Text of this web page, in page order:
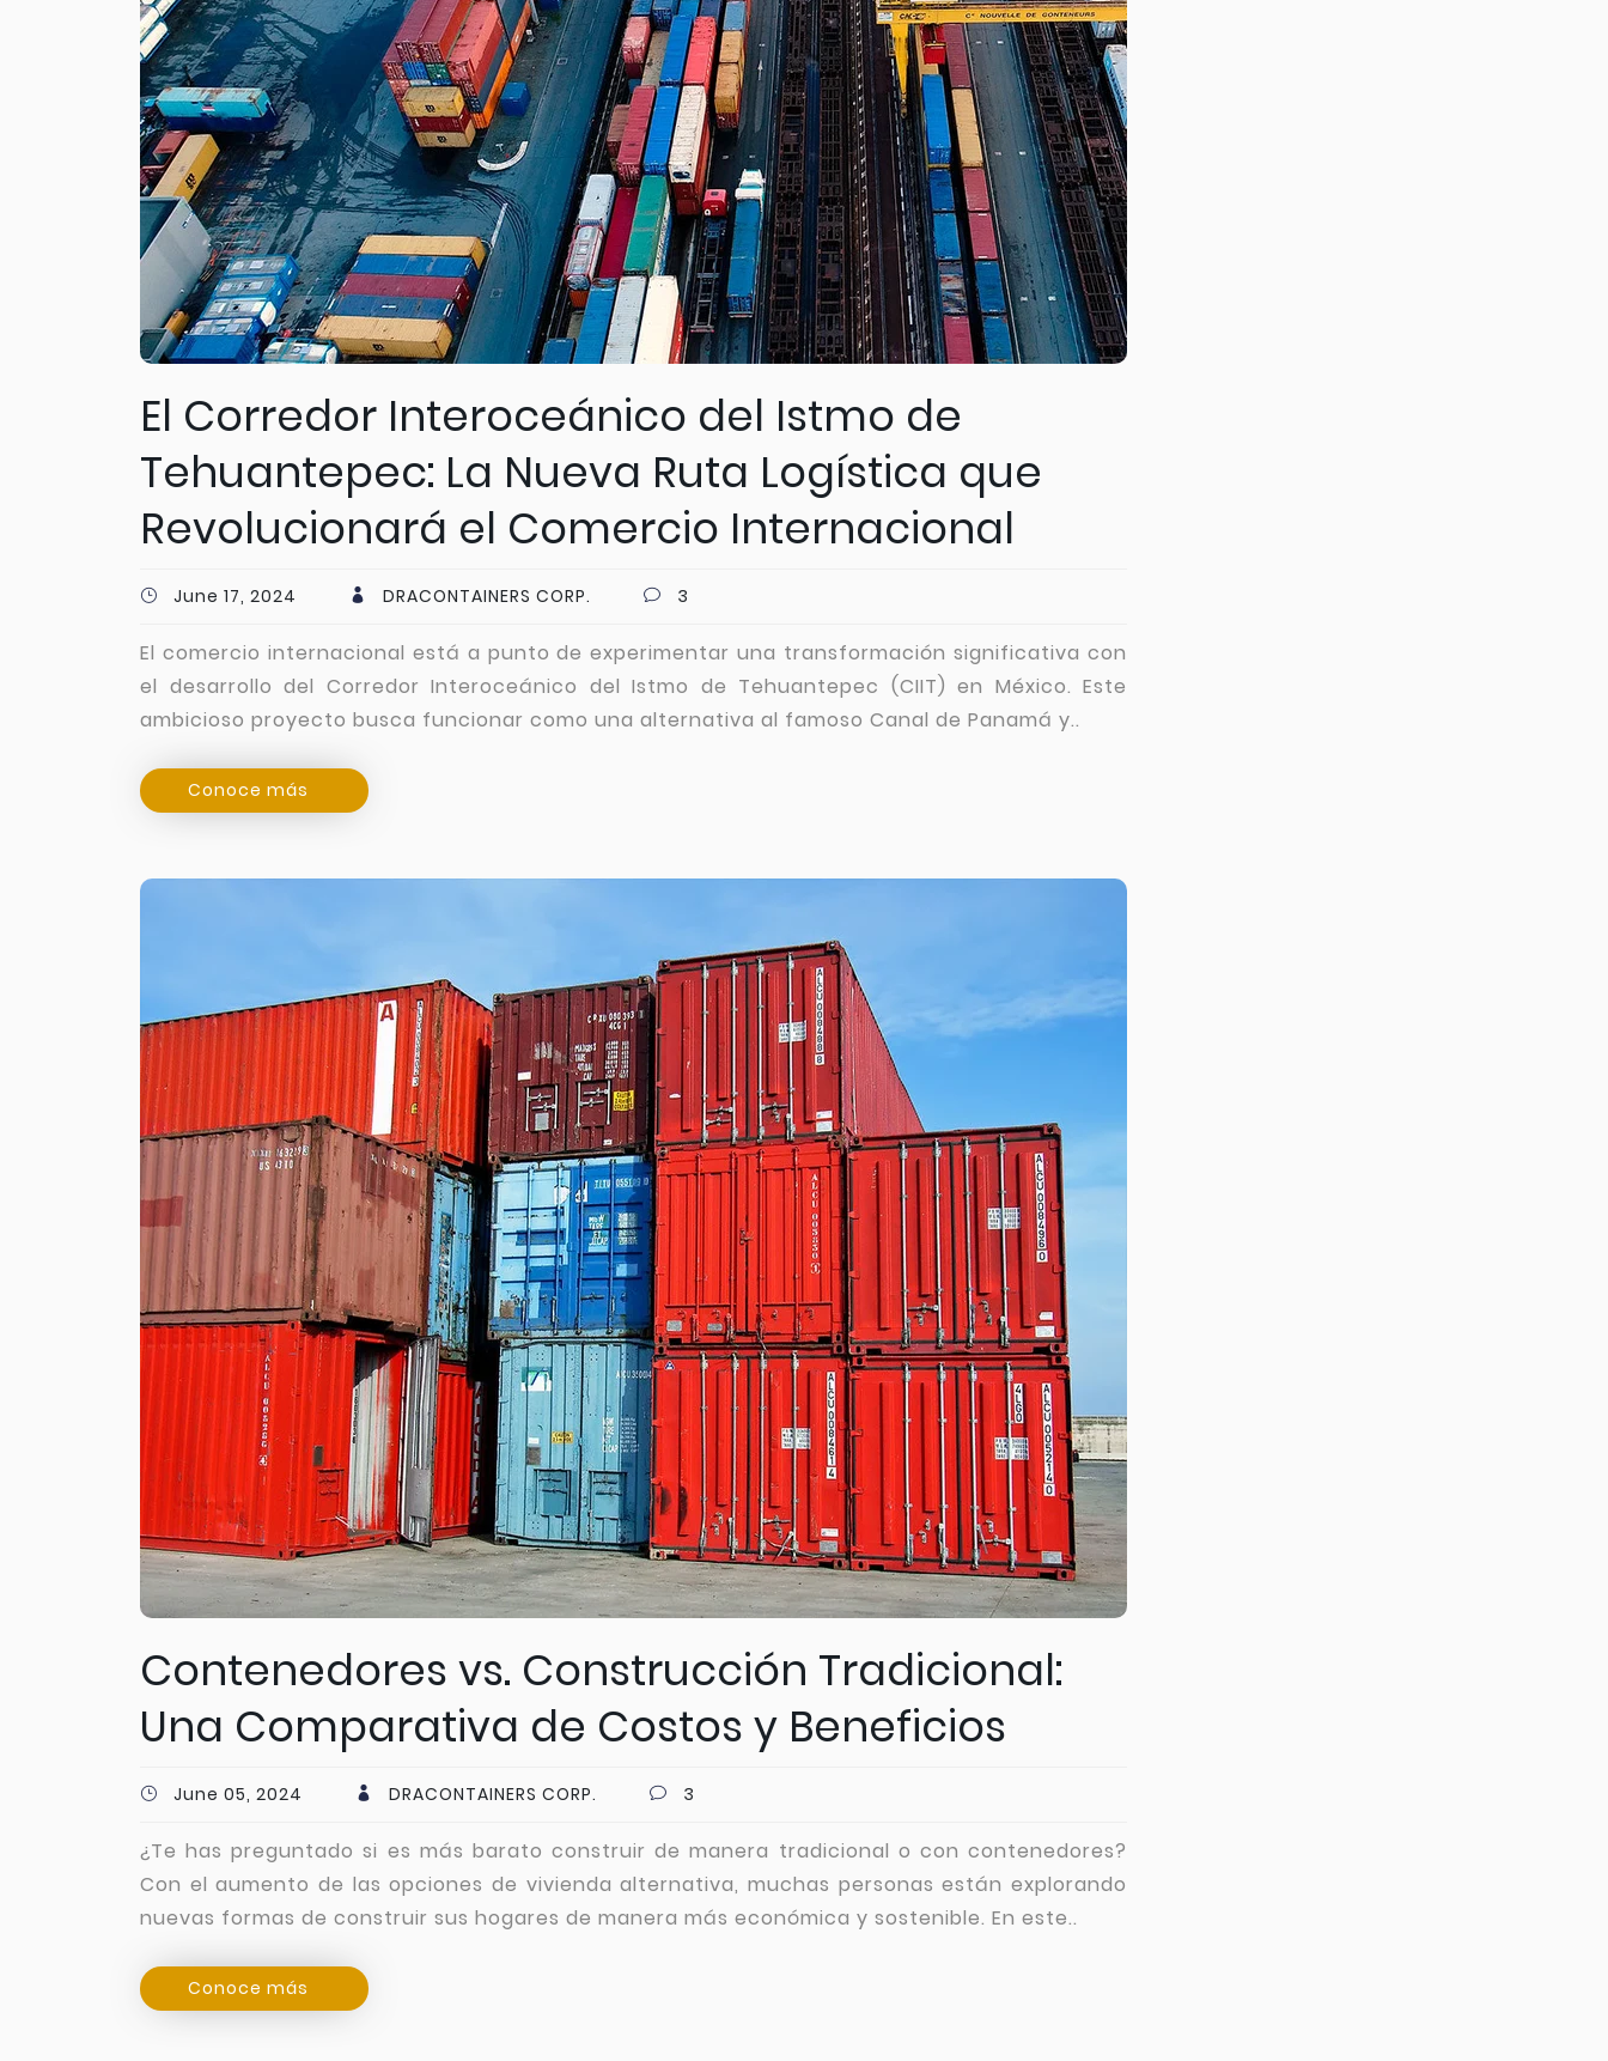
El Corredor Interoceánico del Istmo de
Tehuantepec: La Nueva Ruta Logística que
Revolucionará el Comercio Internacional
June 17, 2024 DRACONTAINERS CORP. 3
El comercio internacional está a punto de experimentar una transformación significativa con
el desarrollo del Corredor Interoceánico del Istmo de Tehuantepec (CIIT) en México. Este
ambicioso proyecto busca funcionar como una alternativa al famoso Canal de Panamá y..
Conoce más
Contenedores vs. Construcción Tradicional:
Una Comparativa de Costos y Beneficios
June 05, 2024 DRACONTAINERS CORP. 3
¿Te has preguntado si es más barato construir de manera tradicional o con contenedores?
Con el aumento de las opciones de vivienda alternativa, muchas personas están explorando
nuevas formas de construir sus hogares de manera más económica y sostenible. En este..
Conoce más